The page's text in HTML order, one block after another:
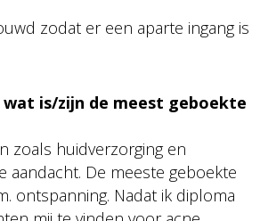
zodat er een aparte ingang is
is/zijn de meest geboekte
zoals huidverzorging en
aandacht. De meeste geboekte
ontspanning. Nadat ik diploma